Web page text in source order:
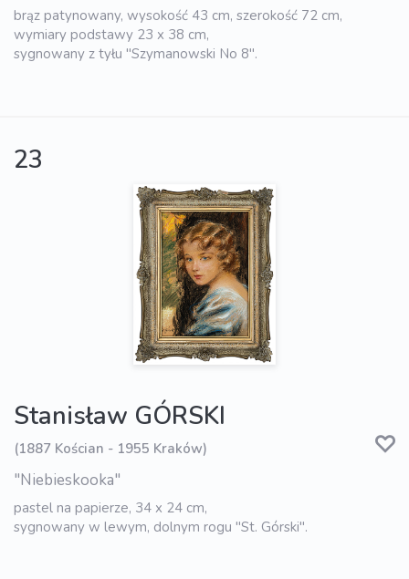
brąz patynowany, wysokość 43 cm, szerokość 72 cm,
wymiary podstawy 23 x 38 cm,
sygnowany z tyłu "Szymanowski No 8".
23
Stanisław GÓRSKI
(1887 Kościan - 1955 Kraków)
"Niebieskooka"
pastel na papierze, 34 x 24 cm,
sygnowany w lewym, dolnym rogu "St. Górski".